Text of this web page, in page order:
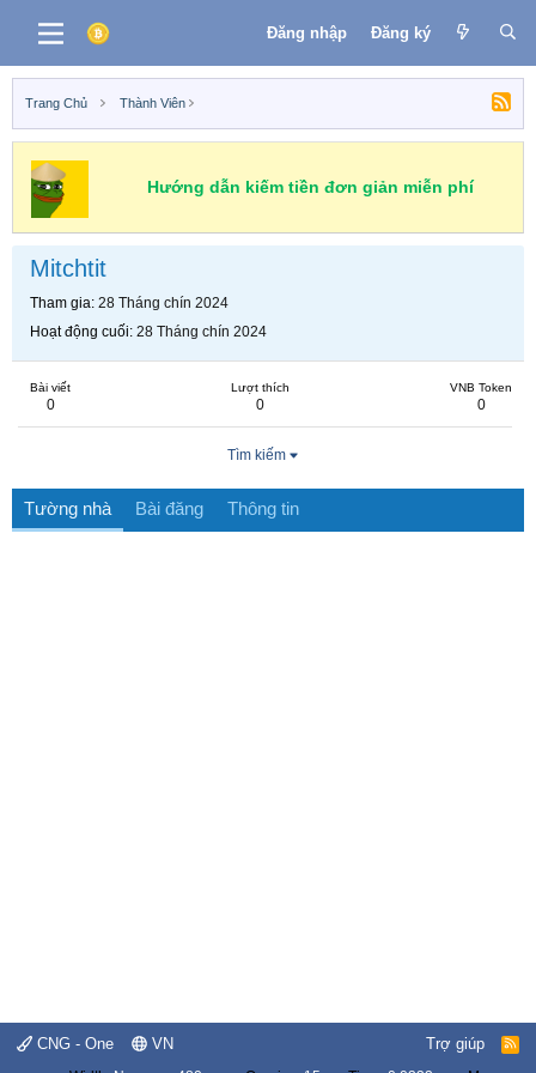
Đăng nhập Đăng ký
Trang Chủ Thành Viên
Hướng dẫn kiếm tiền đơn giản miễn phí
Mitchtit
Tham gia 28 Tháng chín 2024
Hoạt động cuối 28 Tháng chín 2024
Bài viết
0
Lượt thích
0
VNB Token
0
Tìm kiếm
Tường nhà Bài đăng Thông tin
CNG - One VN Trợ giúp
R